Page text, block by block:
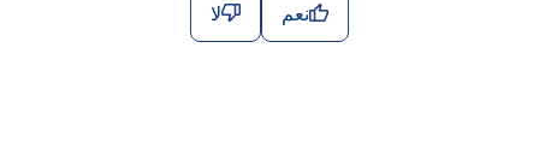
نعم لا